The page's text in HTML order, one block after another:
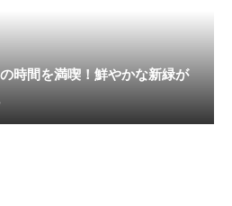
時間を満喫！鮮やかな新緑が